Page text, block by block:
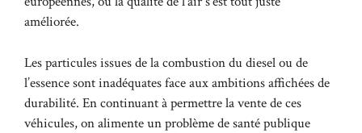
améliorée.
Les particules issues de la combustion du diesel ou de
l’essence sont inadéquates face aux ambitions affichées de
durabilité. En continuant à permettre la vente de ces
véhicules, on alimente un problème de santé publique